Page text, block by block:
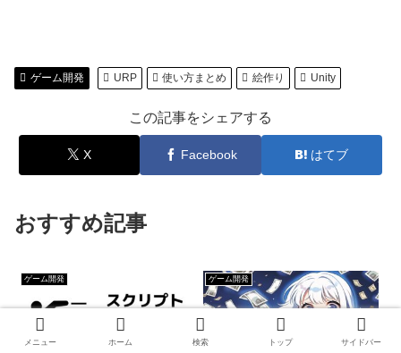
ゲーム開発 URP 使い方まとめ 絵作り Unity
この記事をシェアする
X Facebook はてブ
おすすめ記事
ゲーム開発 ゲーム開発
メニュー ホーム 検索 トップ サイドバー